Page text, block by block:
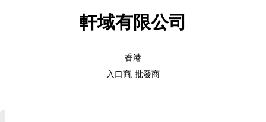
軒域有限公司
香港
入口商, 批發商